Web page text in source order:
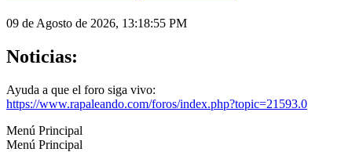
09 de Agosto de 2026, 13:18:55 PM
Noticias:
Ayuda a que el foro siga vivo:
https://www.rapaleando.com/foros/index.php?topic=21593.0
Menú Principal
Menú Principal